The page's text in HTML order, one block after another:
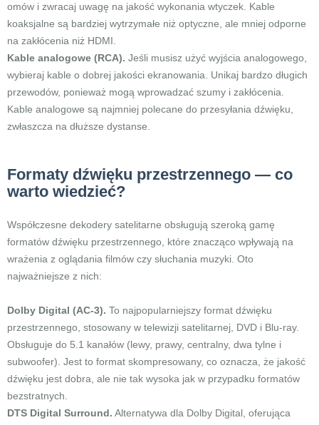
omów i zwracaj uwagę na jakość wykonania wtyczek. Kable
koaksjalne są bardziej wytrzymałe niż optyczne, ale mniej odporne
na zakłócenia niż HDMI.
Kable analogowe (RCA). Jeśli musisz użyć wyjścia analogowego,
wybieraj kable o dobrej jakości ekranowania. Unikaj bardzo długich
przewodów, ponieważ mogą wprowadzać szumy i zakłócenia.
Kable analogowe są najmniej polecane do przesyłania dźwięku,
zwłaszcza na dłuższe dystanse.
Formaty dźwięku przestrzennego — co
warto wiedzieć?
Współczesne dekodery satelitarne obsługują szeroką gamę
formatów dźwięku przestrzennego, które znacząco wpływają na
wrażenia z oglądania filmów czy słuchania muzyki. Oto
najważniejsze z nich:
Dolby Digital (AC-3). To najpopularniejszy format dźwięku
przestrzennego, stosowany w telewizji satelitarnej, DVD i Blu-ray.
Obsługuje do 5.1 kanałów (lewy, prawy, centralny, dwa tylne i
subwoofer). Jest to format skompresowany, co oznacza, że jakość
dźwięku jest dobra, ale nie tak wysoka jak w przypadku formatów
bezstratnych.
DTS Digital Surround. Alternatywa dla Dolby Digital, oferująca